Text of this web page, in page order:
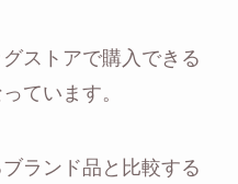
ストアで購入できる
ています。
ランド品と比較する